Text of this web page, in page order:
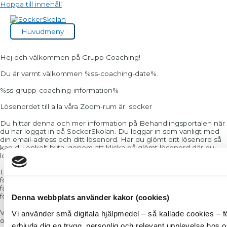
Denna webbplats använder kakor (cookies)
Vi använder små digitala hjälpmedel – så kallade cookies –
Hoppa till innehåll
Huvudmeny
Hej och välkommen på Grupp Coaching!
Du är varmt välkommen %ss-coaching-date%.
%ss-grupp-coaching-information%
Lösenordet till alla våra Zoom-rum är: socker
Du hittar denna och mer information på Behandlingsportalen när
du har loggat in på SockerSkolan. Du loggar in som vanligt med
din email-adress och ditt lösenord. Har du glömt ditt lösenord så
kan du enkelt byta, genom att klicka på glömt lösenord där du
loggar in.
Du kommer att faktureras för Grupp Coachingen månadsvis i
förskott. Fakturan kommer runt den 20:e i varje månad. Första
fakturan kommer att komma under veckan som kommer och vara
för den första månaden i gruppen.
Väl inne på Behandlingsportalen läser du all praktisk information
och godkänner Sockerskolans finstilta ang ekonomi och